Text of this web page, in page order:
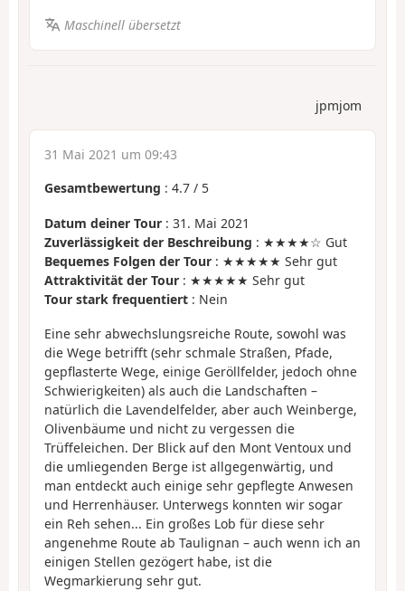
Maschinell übersetzt
jpmjom
31 Mai 2021 um 09:43
Gesamtbewertung : 4.7 / 5
Datum deiner Tour : 31. Mai 2021
Zuverlässigkeit der Beschreibung : ★★★★☆ Gut
Bequemes Folgen der Tour : ★★★★★ Sehr gut
Attraktivität der Tour : ★★★★★ Sehr gut
Tour stark frequentiert : Nein
Eine sehr abwechslungsreiche Route, sowohl was
die Wege betrifft (sehr schmale Straßen, Pfade,
gepflasterte Wege, einige Geröllfelder, jedoch ohne
Schwierigkeiten) als auch die Landschaften –
natürlich die Lavendelfelder, aber auch Weinberge,
Olivenbäume und nicht zu vergessen die
Trüffeleichen. Der Blick auf den Mont Ventoux und
die umliegenden Berge ist allgegenwärtig, und
man entdeckt auch einige sehr gepflegte Anwesen
und Herrenhäuser. Unterwegs konnten wir sogar
ein Reh sehen... Ein großes Lob für diese sehr
angenehme Route ab Taulignan – auch wenn ich an
einigen Stellen gezögert habe, ist die
Wegmarkierung sehr gut.